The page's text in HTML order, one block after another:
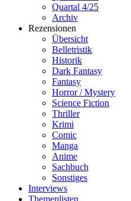
Quartal 4/25
Archiv
Rezensionen
Übersicht
Belletristik
Historik
Dark Fantasy
Fantasy
Horror / Mystery
Science Fiction
Thriller
Krimi
Comic
Manga
Anime
Sachbuch
Sonstiges
Interviews
Themenlisten